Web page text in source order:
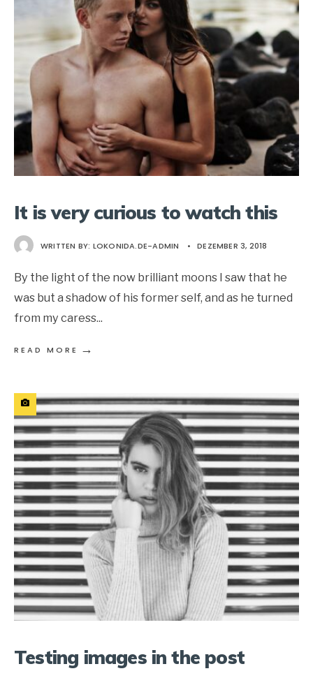
It is very curious to watch this
WRITTEN BY: LOKONIDA.DE-ADMIN • DEZEMBER 3, 2018
By the light of the now brilliant moons I saw that he
was but a shadow of his former self, and as he turned
from my caress...
READ MORE →
Testing images in the post